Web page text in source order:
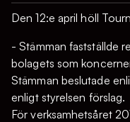
Den 12:e april höll
- Stämman fastställde
bolagets som
Stämman beslutade
enligt styrelsen förslag.
För verksamhetsåret